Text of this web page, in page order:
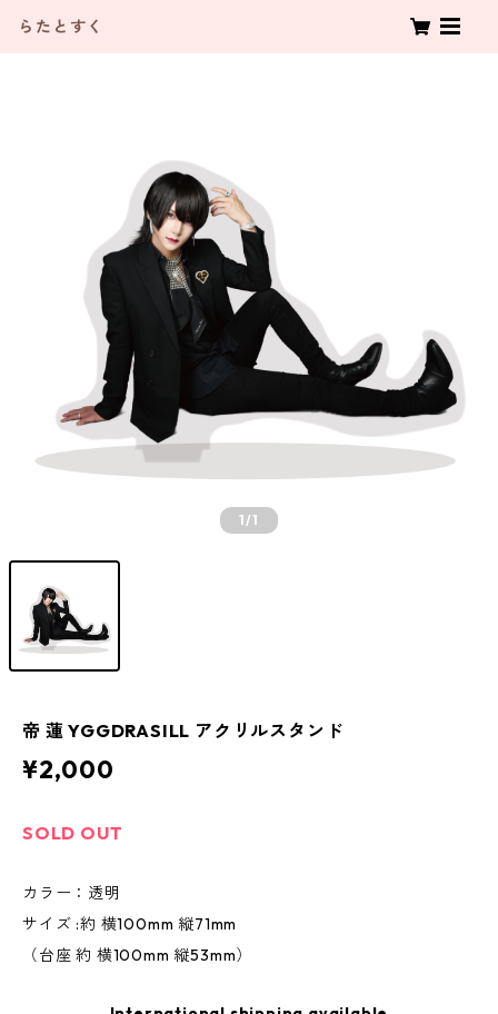
らたとすく
1/1
帝 蓮 YGGDRASILL アクリルスタンド
¥2,000
SOLD OUT
カラー：透明
サイズ :約 横100mm 縦71mm
（台座 約 横100mm 縦53mm）